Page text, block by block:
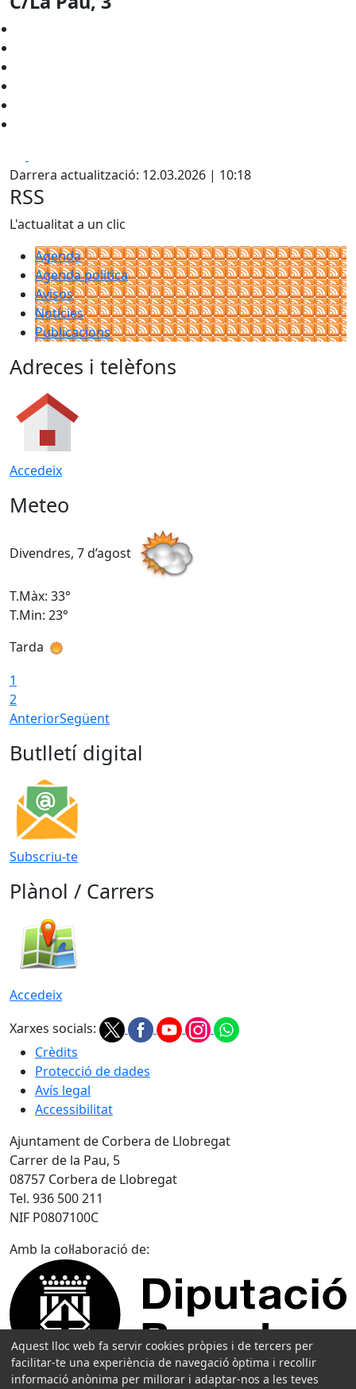
Darrera actualització: 12.03.2026 | 10:18
RSS
L'actualitat a un clic
Agenda
Agenda política
Avisos
Notícies
Publicacions
Adreces i telèfons
Accedeix
Meteo
Divendres, 7 d’agost
T.Màx: 33°
T.Min: 23°
Tarda
1
2
AnteriorSegüent
Butlletí digital
Subscriu-te
Plànol / Carrers
Accedeix
Xarxes socials:
Crèdits
Protecció de dades
Avís legal
Accessibilitat
Ajuntament de Corbera de Llobregat
Carrer de la Pau, 5
08757 Corbera de Llobregat
Tel. 936 500 211
NIF P0807100C
Amb la col·laboració de:
Aquest lloc web fa servir cookies pròpies i de tercers per
facilitar-te una experiència de navegació òptima i recollir
informació anònima per millorar i adaptar-nos a les teves